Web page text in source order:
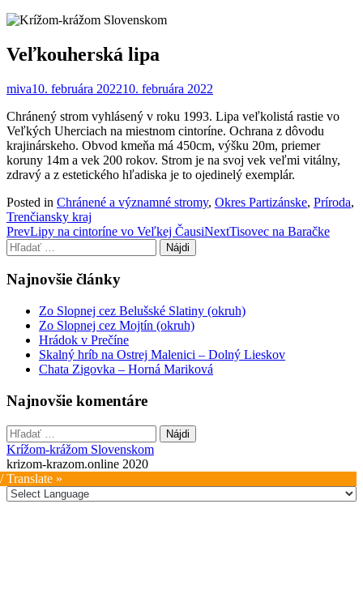
Veľkouherská lipa
miva10. februára 202210. februára 2022
Chránený strom vyhlásený v roku 1993. Lipa veľkolistá rastie vo
Veľkých Uherciach na miestnom cintoríne. Ochrana z dôvodu
krajinárskeho. Obvod kmeňa má 450cm, výšku 20m, priemer
koruny 14m a vek 200 rokov. Strom je na svoj vek veľmi vitálny,
zdravý a z estetického hľadiska je to ojedinelý exemplár.
Posted in Chránené a významné stromy, Okres Partizánske, Príroda,
Trenčiansky kraj
Post
navigation
PrevLipy na cintoríne vo Veľkej ČausiNextTisovec na Baračke
Hľadať:
Najnovšie články
Zo Slopnej cez Belušské Slatiny (okruh)
Zo Slopnej cez Mojtín (okruh)
Hrádok v Prečíne
Skalný hríb na Ostrej Malenici – Dolný Lieskov
Chata Zigovka – Horná Mariková
Najnovšie komentáre
Hľadať:
Krížom-krážom Slovenskom
krizom-krazom.online 2020
Translate »